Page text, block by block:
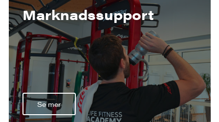
Marknadssupport
Se mer